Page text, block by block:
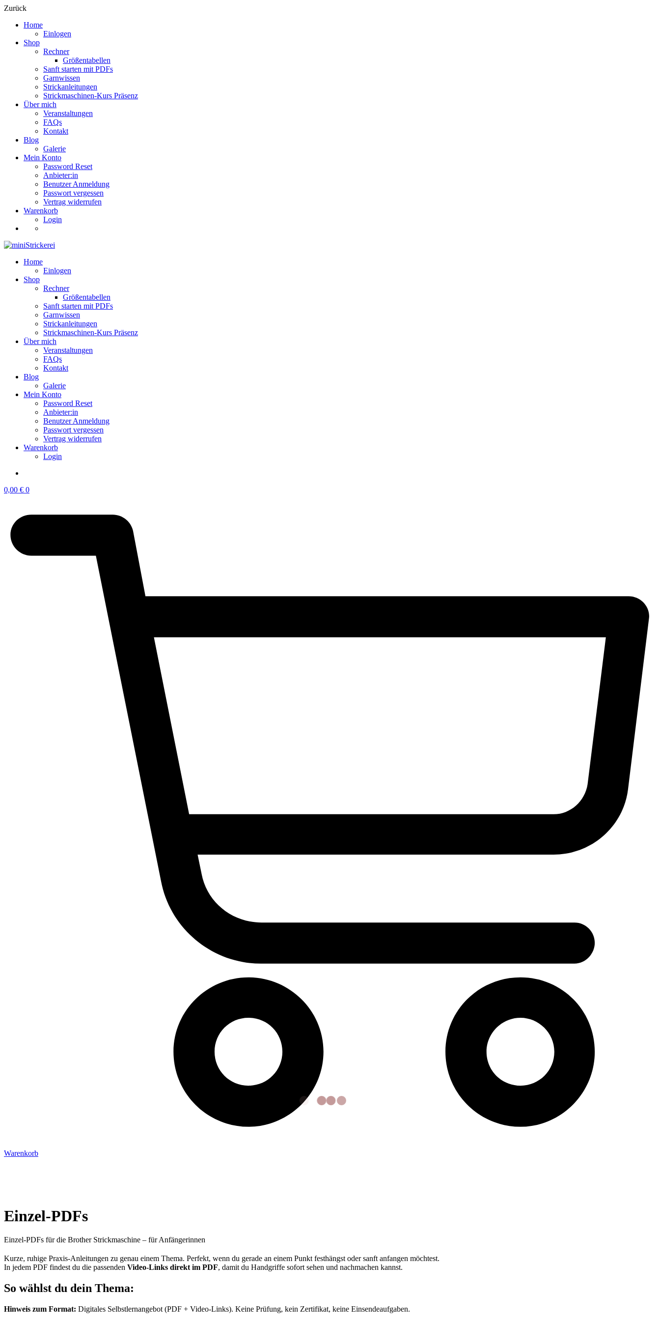
Zurück
Home
Einlogen
Shop
Rechner
Größentabellen
Sanft starten mit PDFs
Garnwissen
Strickanleitungen
Strickmaschinen-Kurs Präsenz
Über mich
Veranstaltungen
FAQs
Kontakt
Blog
Galerie
Mein Konto
Password Reset
Anbieter:in
Benutzer Anmeldung
Passwort vergessen
Vertrag widerrufen
Warenkorb
Login
Home
Einlogen
Shop
Rechner
Größentabellen
Sanft starten mit PDFs
Garnwissen
Strickanleitungen
Strickmaschinen-Kurs Präsenz
Über mich
Veranstaltungen
FAQs
Kontakt
Blog
Galerie
Mein Konto
Password Reset
Anbieter:in
Benutzer Anmeldung
Passwort vergessen
Vertrag widerrufen
Warenkorb
Login
0,00 € 0
Warenkorb
Einzel‑PDFs
Einzel‑PDFs für die Brother Strickmaschine – für Anfängerinnen
Kurze, ruhige Praxis‑Anleitungen zu genau einem Thema. Perfekt, wenn du gerade an einem Punkt festhängst oder sanft anfangen möchtest.
In jedem PDF findest du die passenden Video‑Links direkt im PDF, damit du Handgriffe sofort sehen und nachmachen kannst.
So wählst du dein Thema:
Hinweis zum Format: Digitales Selbstlernangebot (PDF + Video‑Links). Keine Prüfung, kein Zertifikat, keine Einsendeaufgaben.